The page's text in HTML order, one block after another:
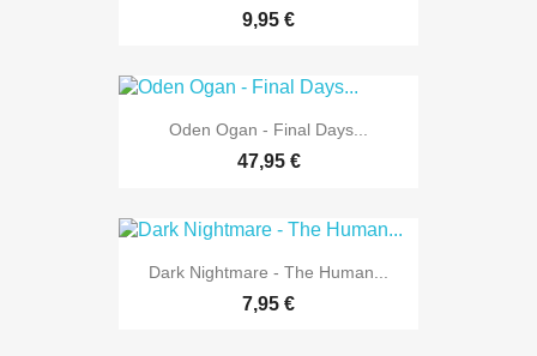
9,95 €
Oden Ogan - Final Days...
47,95 €
Dark Nightmare - The Human...
7,95 €